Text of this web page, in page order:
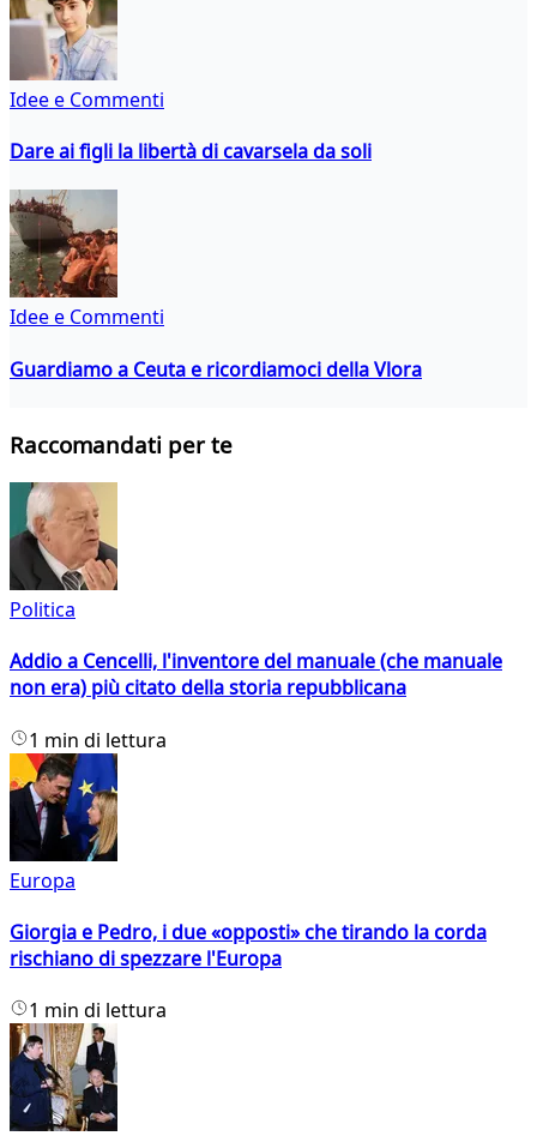
Idee e Commenti
Dare ai figli la libertà di cavarsela da soli
Idee e Commenti
Guardiamo a Ceuta e ricordiamoci della Vlora
Raccomandati per te
Politica
Addio a Cencelli, l'inventore del manuale (che manuale
non era) più citato della storia repubblicana
1 min di lettura
Europa
Giorgia e Pedro, i due «opposti» che tirando la corda
rischiano di spezzare l'Europa
1 min di lettura